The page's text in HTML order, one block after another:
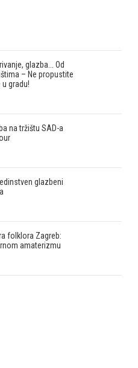
glazba... Od
– Ne propustite
gradu!
na tržištu SAD-a
glazbeni
folklora Zagreb:
amaterizmu